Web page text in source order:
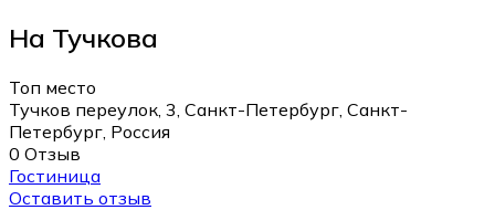
На Тучкова
Топ место
Тучков переулок, 3, Санкт-Петербург, Санкт-
Петербург, Россия
0 Отзыв
Гостиница
Оставить отзыв